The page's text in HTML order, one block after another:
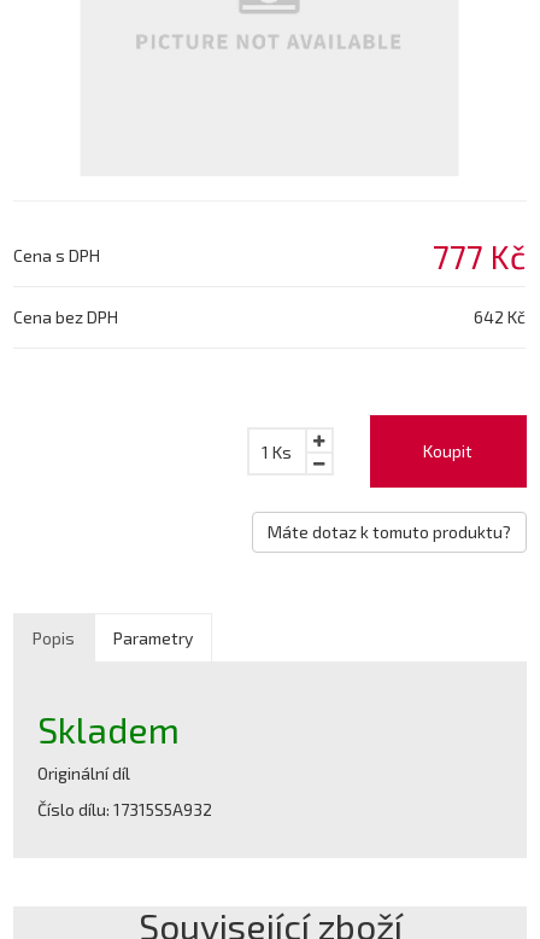
Cena s DPH 777 Kč
Cena bez DPH 642 Kč
Koupit
1 Ks
Máte dotaz k tomuto produktu?
Popis Parametry
Skladem
Originální díl
Číslo dílu: 17315S5A932
Související zboží